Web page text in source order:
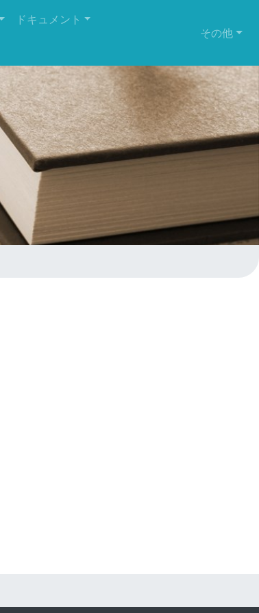
ドキュメント
その他